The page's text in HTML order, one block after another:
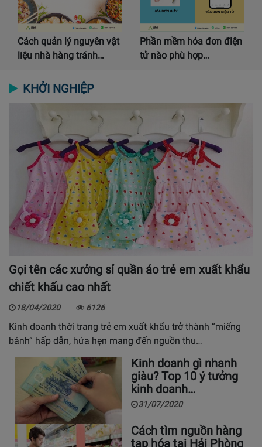
Cách quản lý nguyên vật
liệu nhà hàng tránh…
Phần mềm hóa đơn điện
tử nào phù hợp…
KHỞI NGHIỆP
Gọi tên các xưởng sỉ quần áo trẻ em xuất khẩu
chiết khấu cao nhất
18/04/2020 6126
Kinh doanh thời trang trẻ em xuất khẩu trở thành “miếng
bánh” hấp dẫn, hứa hẹn mang đến nguồn thu…
Kinh doanh gì nhanh
giàu? Top 10 ý tưởng
kinh doanh…
31/07/2020
Cách tìm nguồn hàng
tạp hóa tại Hải Phòng